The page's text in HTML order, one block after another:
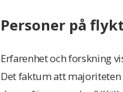
Personer på flykt
Erfarenhet och forskning
Det faktum att